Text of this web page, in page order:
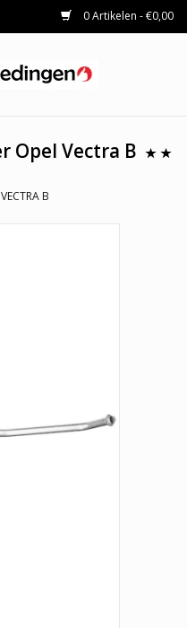
0 Artikelen - €0,00
Opel Vectra B
B